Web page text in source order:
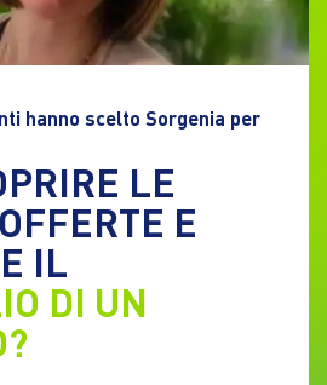
hanno scelto Sorgenia per
LE
E
IL
DI UN